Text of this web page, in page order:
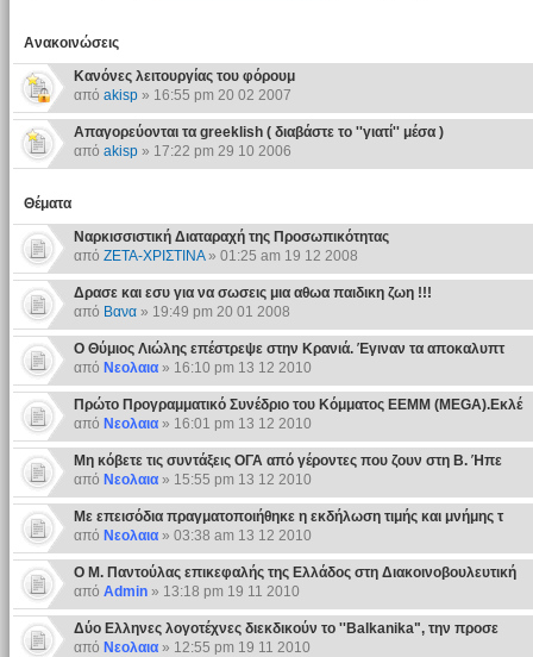
Ανακοινώσεις
Κανόνες λειτουργίας του φόρουμ
από akisp» 16:55 pm 20 02 2007
Απαγορεύονται τα greeklish ( διαβάστε το ''γιατί'' μέσα )
από akisp» 17:22 pm 29 10 2006
Θέματα
Ναρκισσιστική Διαταραχή της Προσωπικότητας
από ΖΕΤΑ-ΧΡΙΣΤΙΝΑ» 01:25 am 19 12 2008
Δρασε και εσυ για να σωσεις μια αθωα παιδικη ζωη !!!
από Βανα» 19:49 pm 20 01 2008
Ο Θύμιος Λιώλης επέστρεψε στην Κρανιά. Έγιναν τα αποκαλυπτ
από Νεολαια» 16:10 pm 13 12 2010
Πρώτο Προγραμματικό Συνέδριο του Κόμματος ΕΕΜΜ (MEGA).Εκλέ
από Νεολαια» 16:01 pm 13 12 2010
Μη κόβετε τις συντάξεις ΟΓΑ από γέροντες που ζουν στη Β. Ήπε
από Νεολαια» 15:55 pm 13 12 2010
Με επεισόδια πραγματοποιήθηκε η εκδήλωση τιμής και μνήμης τ
από Νεολαια» 03:38 am 13 12 2010
Ο Μ. Παντούλας επικεφαλής της Ελλάδος στη Διακοινοβουλευτική
από Admin» 13:18 pm 19 11 2010
Δύο Ελληνες λογοτέχνες διεκδικούν το ''Balkanika", την προσε
από Νεολαια» 12:55 pm 19 11 2010